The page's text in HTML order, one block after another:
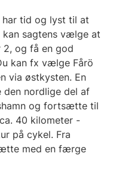
tid og lyst til at
kan sagtens vælge at
2, og få en god
kan fx vælge Fårö
via østkysten. En
den nordlige del af
og fortsætte til
40 kilometer -
på cykel. Fra
med en færge